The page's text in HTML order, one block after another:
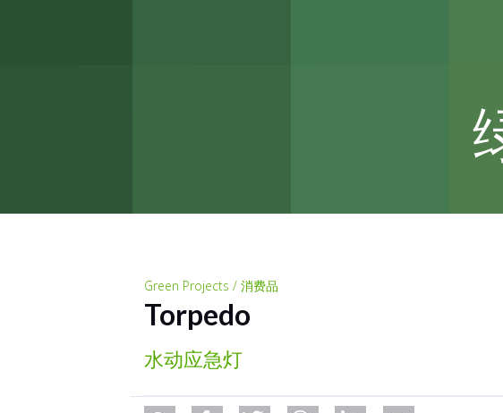
Green Projects / 消费品
Torpedo
水动应急灯